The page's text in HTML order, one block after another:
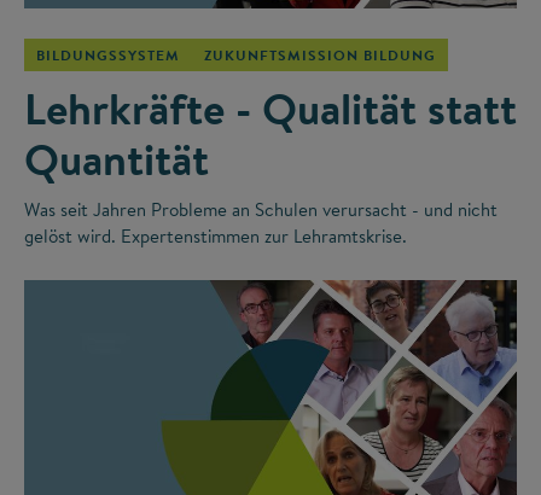
BILDUNGSSYSTEM ZUKUNFTSMISSION BILDUNG
Lehrkräfte - Qualität statt
Quantität
Was seit Jahren Probleme an Schulen verursacht - und nicht
gelöst wird. Expertenstimmen zur Lehramtskrise.